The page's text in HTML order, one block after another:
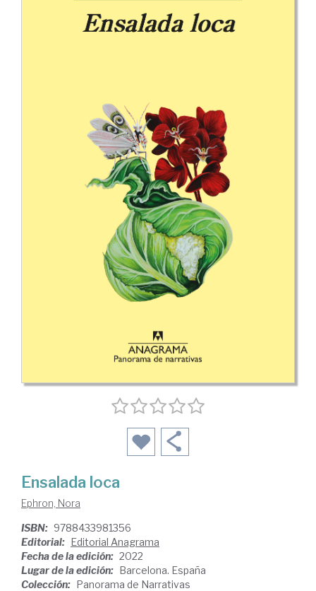
Ensalada loca
Ephron, Nora
ISBN: 9788433981356
Editorial: Editorial Anagrama
Fecha de la edición: 2022
Lugar de la edición: Barcelona. España
Colección: Panorama de Narrativas